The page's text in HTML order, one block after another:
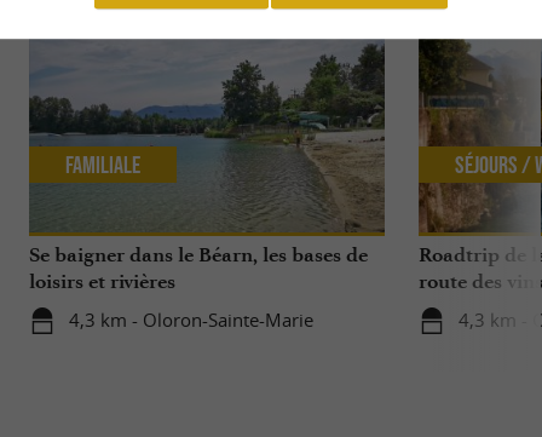
Se baigner dans le Béarn, les bases de
loisirs et rivières
4,3 km - Oloron-Sainte-Marie
Familiale
Roadtrip de
route des
4,3 km -
Séjours /